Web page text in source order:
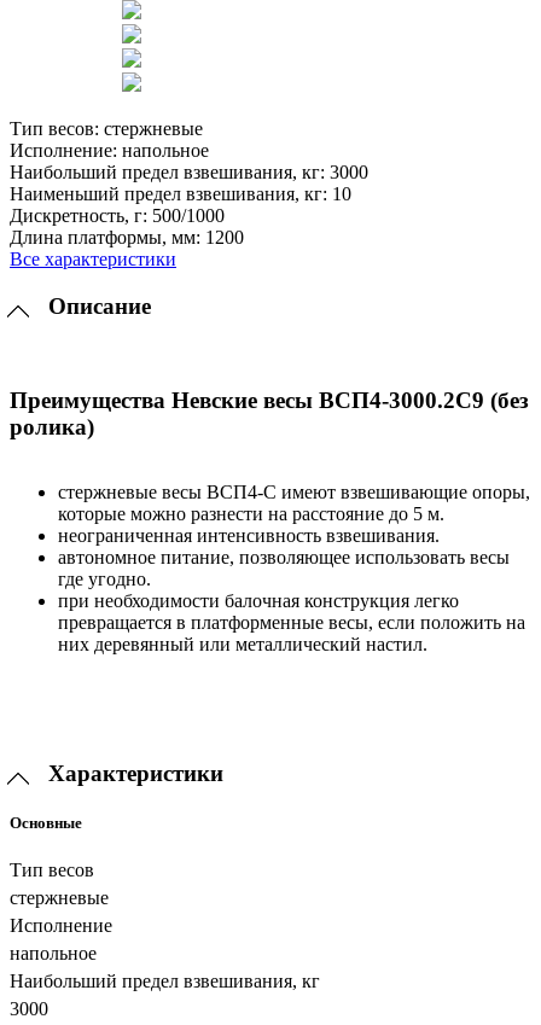
Тип весов: стержневые
Исполнение: напольное
Наибольший предел взвешивания, кг: 3000
Наименьший предел взвешивания, кг: 10
Дискретность, г: 500/1000
Длина платформы, мм: 1200
Все характеристики
Описание
Преимущества Невские весы ВСП4-3000.2С9 (без
ролика)
стержневые весы ВСП4-С имеют взвешивающие опоры,
которые можно разнести на расстояние до 5 м.
неограниченная интенсивность взвешивания.
автономное питание, позволяющее использовать весы
где угодно.
при необходимости балочная конструкция легко
превращается в платформенные весы, если положить на
них деревянный или металлический настил.
Характеристики
Основные
Тип весов
стержневые
Исполнение
напольное
Наибольший предел взвешивания, кг
3000